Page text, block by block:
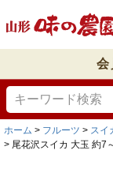
会
ホーム フルーツ
スイ
尾花沢スイカ 大玉 約7